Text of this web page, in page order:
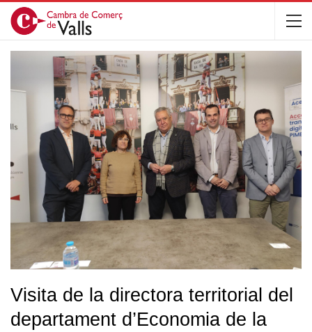
Visita de la directora territorial del
departament d’Economia de la